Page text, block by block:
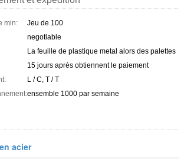
min:
Jeu de 100
negotiable
La feuille de plastique metal alors des palettes
15 jours après obtiennent le paiement
L / C, T / T
ensemble 1000 par semaine
acier